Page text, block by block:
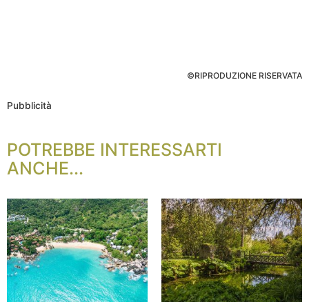
©RIPRODUZIONE RISERVATA
Pubblicità
POTREBBE INTERESSARTI
ANCHE...